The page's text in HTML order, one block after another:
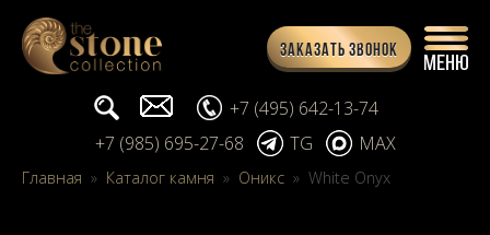
Заказать звонок
Поиск... info@stone-collection.ru
+7 (495) 642-13-74
+7 (985) 695-27-68
TG MAX
Главная » Каталог камня » Оникс » White Onyx